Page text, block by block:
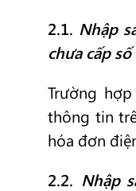
2.1. Nhập
chưa cấp số
Trường
thông tin
hóa đơn
2.2. Nhập